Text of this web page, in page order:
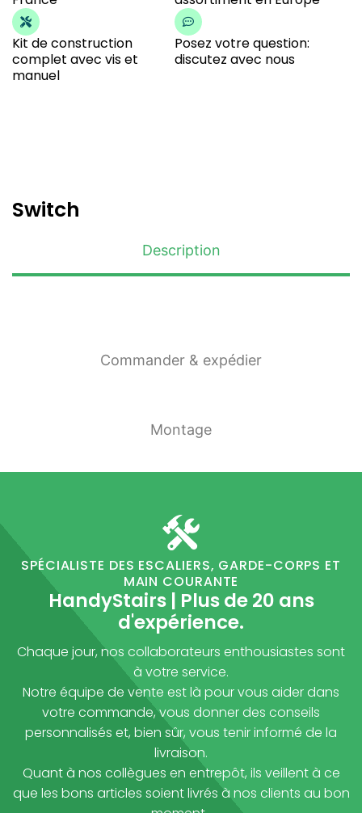
Kit de construction
complet avec vis et
manuel
Posez votre question:
discutez avec nous
Switch
Description
Commander & expédier
Montage
SPÉCIALISTE DES ESCALIERS, GARDE-CORPS ET
MAIN COURANTE
HandyStairs | Plus de 20 ans
d'expérience.
Chaque jour, nos collaborateurs enthousiastes sont
à votre service.
Notre équipe de vente est là pour vous aider dans
votre commande, vous donner des conseils
personnalisés et, bien sûr, vous tenir informé de la
livraison.
Quant à nos collègues en entrepôt, ils veillent à ce
que les bons articles soient livrés à nos clients au bon